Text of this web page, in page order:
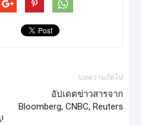
บทความถัดไป
อัปเดตข่าวสารจาก
Bloomberg, CNBC, Reuters